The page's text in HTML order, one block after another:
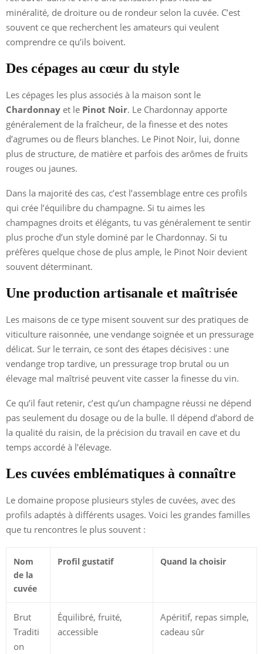
minéralité, de droiture ou de rondeur selon la cuvée. C’est
souvent ce que recherchent les amateurs qui veulent
comprendre ce qu’ils boivent.
Des cépages au cœur du style
Les cépages les plus associés à la maison sont le
Chardonnay et le Pinot Noir. Le Chardonnay apporte
généralement de la fraîcheur, de la finesse et des notes
d’agrumes ou de fleurs blanches. Le Pinot Noir, lui, donne
plus de structure, de matière et parfois des arômes de fruits
rouges ou jaunes.
Dans la majorité des cas, c’est l’assemblage entre ces profils
qui crée l’équilibre du champagne. Si tu aimes les
champagnes droits et élégants, tu vas généralement te sentir
plus proche d’un style dominé par le Chardonnay. Si tu
préfères quelque chose de plus ample, le Pinot Noir devient
souvent déterminant.
Une production artisanale et maîtrisée
Les maisons de ce type misent souvent sur des pratiques de
viticulture raisonnée, une vendange soignée et un pressurage
délicat. Sur le terrain, ce sont des étapes décisives : une
vendange trop tardive, un pressurage trop brutal ou un
élevage mal maîtrisé peuvent vite casser la finesse du vin.
Ce qu’il faut retenir, c’est qu’un champagne réussi ne dépend
pas seulement du dosage ou de la bulle. Il dépend d’abord de
la qualité du raisin, de la précision du travail en cave et du
temps accordé à l’élevage.
Les cuvées emblématiques à connaître
Le domaine propose plusieurs styles de cuvées, avec des
profils adaptés à différents usages. Voici les grandes familles
que tu rencontres le plus souvent :
Nom
de la
cuvée
Profil gustatif Quand la choisir
Brut
Traditi
on
Équilibré, fruité,
accessible
Apéritif, repas simple,
cadeau sûr